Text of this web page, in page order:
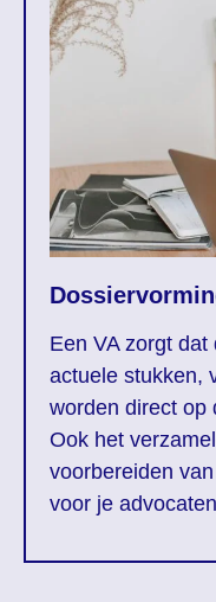
Een VA zorgt
actuele stukken,
worden direct op
Ook het
voorbereiden
voor je